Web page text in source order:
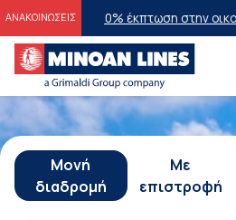
ΑΝΑΚΟΙΝΩΣΕΙΣ
20% έκπτωση στην οικονομική θέση
Μονή
διαδρομή
Με
επιστροφή